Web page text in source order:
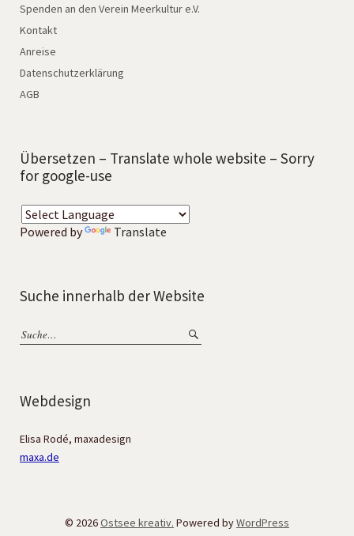
Spenden an den Verein Meerkultur e.V.
Kontakt
Anreise
Datenschutzerklärung
AGB
Übersetzen – Translate whole website – Sorry
for google-use
Powered by Translate
Suche innerhalb der Website
Webdesign
Elisa Rodé, maxadesign
maxa.de
© 2026Ostsee kreativ. Powered byWordPress